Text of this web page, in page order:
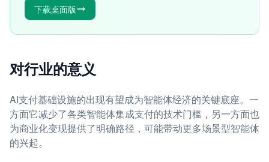
下载桌面版
对行业的意义
AI支付基础设施的出现有望成为智能体经济的关键底座。一
方面它减少了各类智能体集成支付的技术门槛，另一方面也
为商业化变现提供了明确路径，可能带动更多场景型智能体
的兴起。